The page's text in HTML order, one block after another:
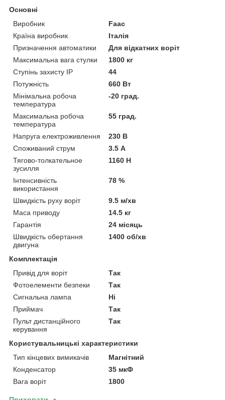
Основні
Виробник
Faac
Країна виробник
Італія
Призначення автоматики
Для відкатних воріт
Максимальна вага стулки
1800 кг
Ступінь захисту IP
44
Потужність
660 Вт
Мінімальна робоча
температура
-20 град.
Максимальна робоча
температура
55 град.
Напруга електроживлення
230 В
Споживаний струм
3.5 А
Тягово-толкательное
зусилля
1160 Н
Інтенсивність
використання
78 %
Швидкість руху воріт
9.5 м/хв
Маса приводу
14.5 кг
Гарантія
24 місяць
Швидкість обертання
двигуна
1400 об/хв
Комплектація
Привід для воріт
Так
Фотоелементи безпеки
Так
Сигнальна лампа
Ні
Приймач
Так
Пульт дистанційного
керування
Так
Користувальницькі характеристики
Тип кінцевих вимикачів
Магнітний
Конденсатор
35 мкФ
Вага воріт
1800